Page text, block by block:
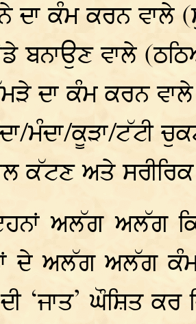
ਦਾ ਕੰਮ ਕਰਨ ਵਾਲੇ
ਬਨਾਉਣ ਵਾਲੇ
ਦਾ ਕੰਮ ਕਰਨ
ਮੰਦਾ/ਕੂੜਾ/ਟੱਟੀ
ਕੱਟਣ ਅਤੇ
ਅਲੱਗ ਅਲੱਗ
ਦੇ ਅਲੱਗ ਅਲੱਗ
‘ਜਾਤ’ ਘੌਸ਼ਿਤ